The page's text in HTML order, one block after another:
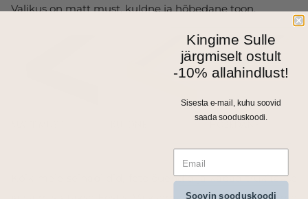
Valikus on matt must, kuldne ja hõbedane toon.
Kõik meie seinapildid, fotolõuendid ja kapad trükitakse
Kingime Sulle
järgmiselt ostult
-10% allahindlust!
Sisesta e-mail, kuhu soovid
saada sooduskoodi.
Soovin sooduskoodi